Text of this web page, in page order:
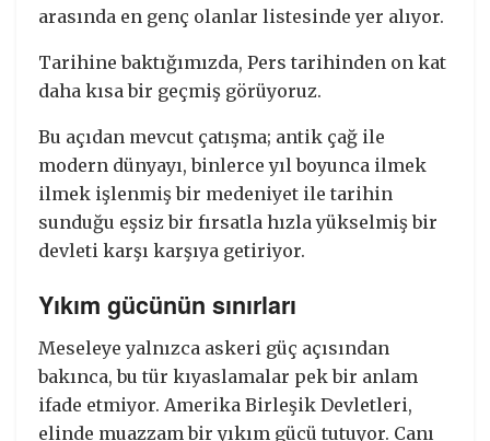
arasında en genç olanlar listesinde yer alıyor.
Tarihine baktığımızda, Pers tarihinden on kat
daha kısa bir geçmiş görüyoruz.
Bu açıdan mevcut çatışma; antik çağ ile
modern dünyayı, binlerce yıl boyunca ilmek
ilmek işlenmiş bir medeniyet ile tarihin
sunduğu eşsiz bir fırsatla hızla yükselmiş bir
devleti karşı karşıya getiriyor.
Yıkım gücünün sınırları
Meseleye yalnızca askeri güç açısından
bakınca, bu tür kıyaslamalar pek bir anlam
ifade etmiyor. Amerika Birleşik Devletleri,
elinde muazzam bir yıkım gücü tutuyor. Canı